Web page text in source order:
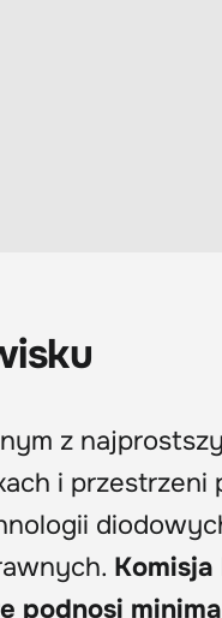
z
i przestrzeni
podnosi